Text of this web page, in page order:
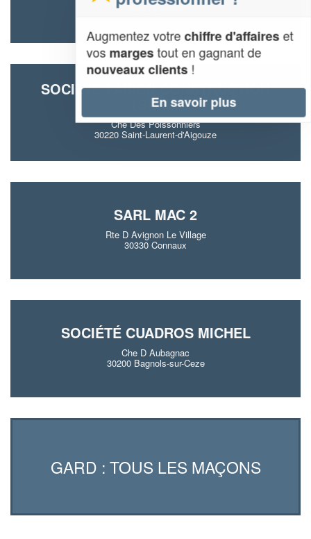
30490 Montfrin
SOCIÉTÉ FABIEN CONSTRUCTION
(SARL)
Che Des Poissonniers
30220 Saint-Laurent-d'Aigouze
SARL MAC 2
Rte D Avignon Le Village
30330 Connaux
SOCIÉTÉ CUADROS MICHEL
Che D Aubagnac
30200 Bagnols-sur-Ceze
GARD : TOUS LES MAÇONS
Augmentez votrechiffre d'affaireset
vos margestout en gagnant de
nouveaux clients!
En savoir plus